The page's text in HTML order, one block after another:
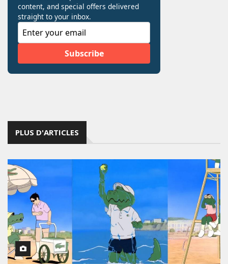
PLUS D'ARTICLES